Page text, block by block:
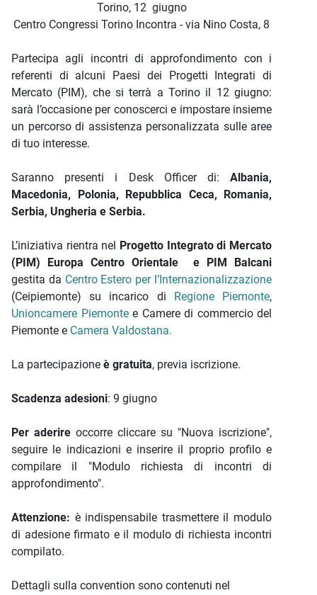
Torino, 12 giugno
Centro Congressi Torino Incontra - via Nino Costa, 8
Partecipa agli incontri di approfondimento con i
referenti di alcuni Paesi dei Progetti Integrati di
Mercato (PIM), che si terrà a Torino il 12 giugno:
sarà l’occasione per conoscerci e impostare insieme
un percorso di assistenza personalizzata sulle aree
di tuo interesse.
Saranno presenti i Desk Officer di: Albania,
Macedonia, Polonia, Repubblica Ceca, Romania,
Serbia, Ungheria e Serbia.
L’iniziativa rientra nel Progetto Integrato di Mercato
(PIM) Europa Centro Orientale e PIM Balcani
gestita da Centro Estero per l’Internazionalizzazione
(Ceipiemonte) su incarico di Regione Piemonte,
Unioncamere Piemontee Camere di commercio del
Piemonte e Camera Valdostana.
La partecipazione è gratuita, previa iscrizione.
Scadenza adesioni: 9 giugno
Per aderire occorre cliccare su "Nuova iscrizione",
seguire le indicazioni e inserire il proprio profilo e
compilare il "Modulo richiesta di incontri di
approfondimento".
Attenzione: è indispensabile trasmettere il modulo
di adesione firmato e il modulo di richiesta incontri
compilato.
Dettagli sulla convention sono contenuti nel